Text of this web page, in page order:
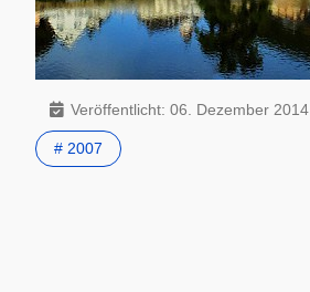
Veröffentlicht: 06. Dezember 2014
# 2007